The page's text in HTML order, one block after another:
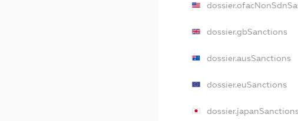
dossier.gbSanctions
dossier.ausSanctions
dossier.euSanctions